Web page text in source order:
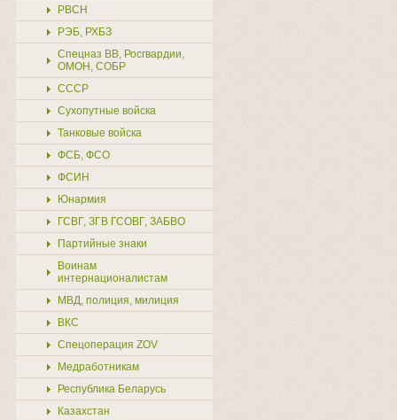
РВСН
РЭБ, РХБЗ
Спецназ ВВ, Росгвардии,
ОМОН, СОБР
СССР
Сухопутные войска
Танковые войска
ФСБ, ФСО
ФСИН
Юнармия
ГСВГ, ЗГВ ГСОВГ, ЗАБВО
Партийные знаки
Воинам
интернационалистам
МВД, полиция, милиция
ВКС
Спецоперация ZOV
Медработникам
Республика Беларусь
Казахстан